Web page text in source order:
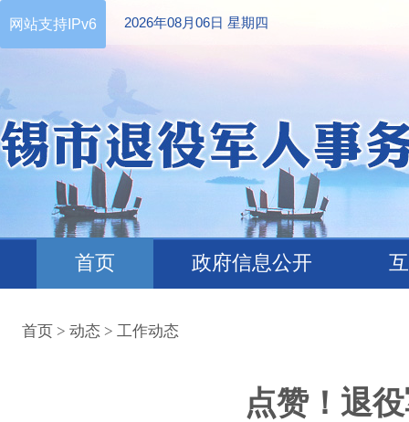
网站支持IPv6 2026年08月06日 星期四
首页 政府信息公开
首页 > 动态 > 工作动态
点赞！退